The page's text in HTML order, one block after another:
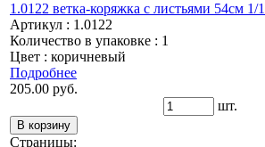
1.0122 ветка-коряжка с листьями 54см 1/1
Артикул : 1.0122
Количество в упаковке : 1
Цвет : коричневый
Подробнее
205.00 руб.
шт.
Страницы: